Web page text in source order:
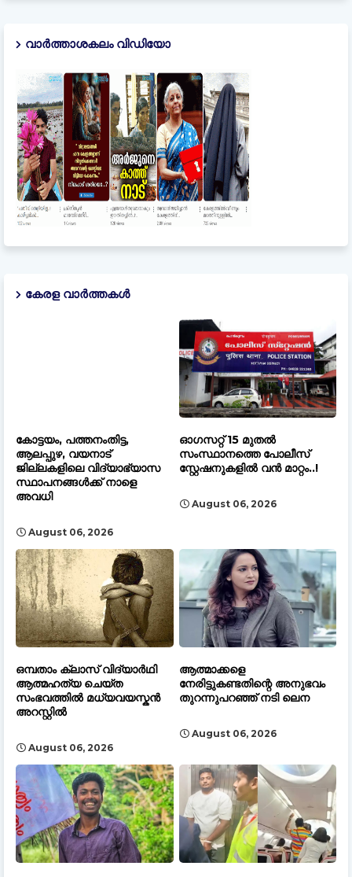
വാർത്താശകലം വിഡിയോ
കേരള വാർത്തകൾ
കോട്ടയം, പത്തനംതിട്ട,
ആലപ്പുഴ, വയനാട്
ജില്ലകളിലെ വിദ്യാഭ്യാസ
സ്ഥാപനങ്ങൾക്ക് നാളെ
അവധി
August 06, 2026
ഓഗസറ്റ് 15 മുതല്‍
സംസ്ഥാനത്തെ പോലീസ്
സ്റ്റേഷനുകളിൽ വൻ മാറ്റം..!
August 06, 2026
ഒമ്പതാം ക്ലാസ് വിദ്യാർഥി
ആത്മഹത്യ ചെയ്ത
സംഭവത്തിൽ മധ്യവയസ്കൻ
അറസ്റ്റിൽ
August 06, 2026
ആത്മാക്കളെ
നേരിട്ടുകണ്ടതിന്റെ അനുഭവം
തുറന്നുപറഞ്ഞ് നടി ലെന
August 06, 2026